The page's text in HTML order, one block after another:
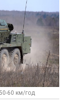
50-60 км/год